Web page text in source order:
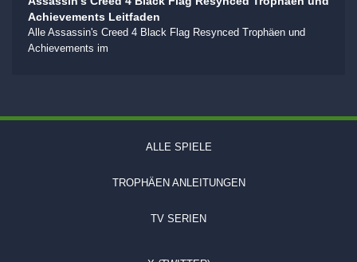
Achievements Leitfaden
Alle Assassin's Creed 4 Black Flag Resynced Trophäen und
Achievements im
ALLE SPIELE
TROPHÄEN ANLEITUNGEN
TV SERIEN